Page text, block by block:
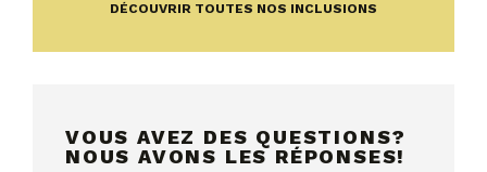
DÉCOUVRIR TOUTES NOS INCLUSIONS
VOUS AVEZ DES QUESTIONS?
NOUS AVONS LES RÉPONSES!